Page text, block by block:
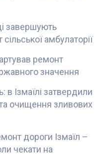
завершують
амбулаторії
ремонт
значення
в Ізмаїлі затвердили
очищення зливових
дороги Ізмаїл –
чекати на